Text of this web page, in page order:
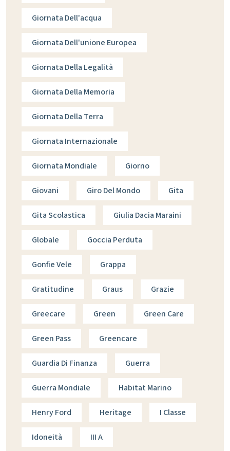
Giornata Dell'acqua
Giornata Dell'unione Europea
Giornata Della Legalità
Giornata Della Memoria
Giornata Della Terra
Giornata Internazionale
Giornata Mondiale Giorno
Giovani Giro Del Mondo Gita
Gita Scolastica Giulia Dacia Maraini
Globale Goccia Perduta
Gonfie Vele Grappa
Gratitudine Graus Grazie
Greecare Green Green Care
Green Pass Greencare
Guardia Di Finanza Guerra
Guerra Mondiale Habitat Marino
Henry Ford Heritage I Classe
Idoneità III A